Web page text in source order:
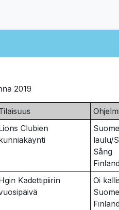
2019
Clubien
laulu/
Sång
Kadettipiirin
Oi